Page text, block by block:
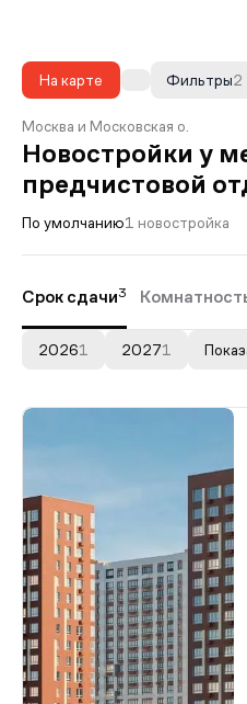
На карте 2
Фильтры
Москва и Московская о.
Новостройки у
предчистовой
По умолчанию1 новостройка
Срок сдачи3
20261 20271